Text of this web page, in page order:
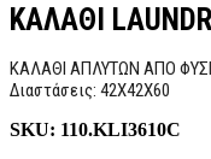
ΚΑΛΑΘΙ
ΚΑΛΑΘΙ ΑΠΛΥΤΩΝ ΑΠΟ
Διαστάσεις: 42X42X60
SKU: 110.KLI3610C